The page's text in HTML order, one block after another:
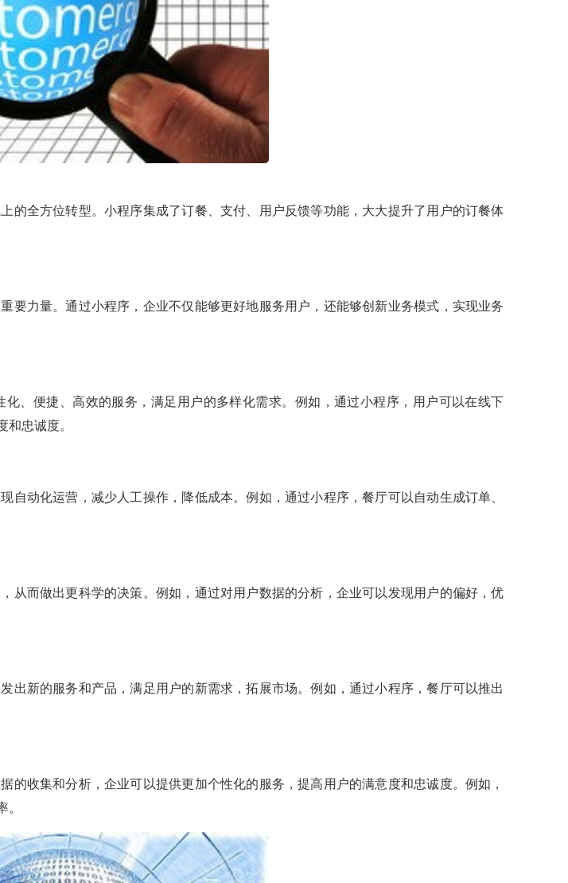
的全方位转型。小程序集成了订餐、支付、用户反馈等功能，大大提升了用户的订餐体
要力量。通过小程序，企业不仅能够更好地服务用户，还能够创新业务模式，实现业务
、便捷、高效的服务，满足用户的多样化需求。例如，通过小程序，用户可以在线下
忠诚度。
动化运营，减少人工操作，降低成本。例如，通过小程序，餐厅可以自动生成订单、
从而做出更科学的决策。例如，通过对用户数据的分析，企业可以发现用户的偏好，优
出新的服务和产品，满足用户的新需求，拓展市场。例如，通过小程序，餐厅可以推出
收集和分析，企业可以提供更加个性化的服务，提高用户的满意度和忠诚度。例如，